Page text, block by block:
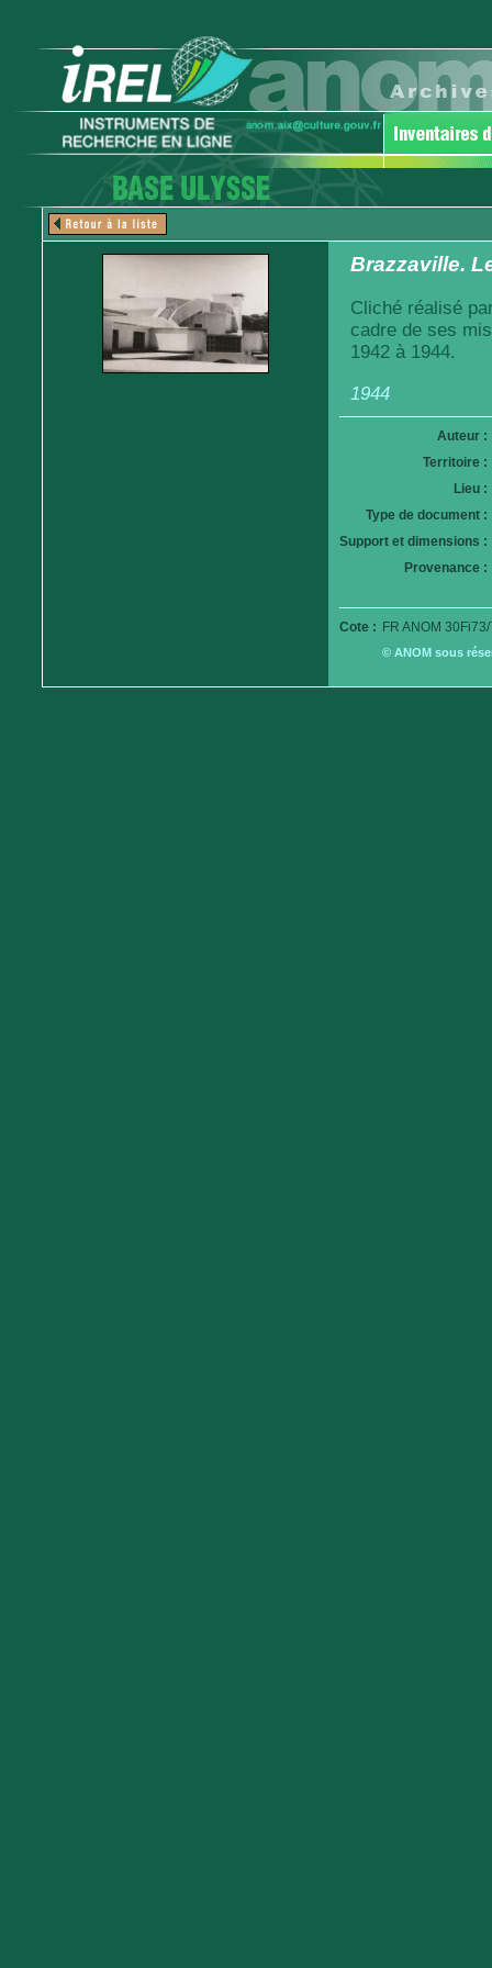
Brazzaville.
Cliché réalisé
cadre de ses
1942 à 1944.
1944
Auteur :
Territoire :
Lieu :
Type de document :
Support et dimensions :
Provenance :
Cote : FR ANOM
© ANOM sous